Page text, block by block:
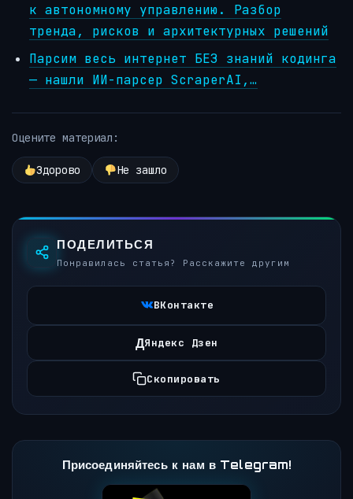
к автономному управлению. Разбор
тренда, рисков и архитектурных решений
Парсим весь интернет БЕЗ знаний кодинга
— нашли ИИ-парсер ScraperAI,…
Оцените материал:
Здорово Не зашло
ПОДЕЛИТЬСЯ
Понравилась статья? Расскажите другим
ВКонтакте
ДЯндекс Дзен
Скопировать
Присоединяйтесь к нам в Telegram!